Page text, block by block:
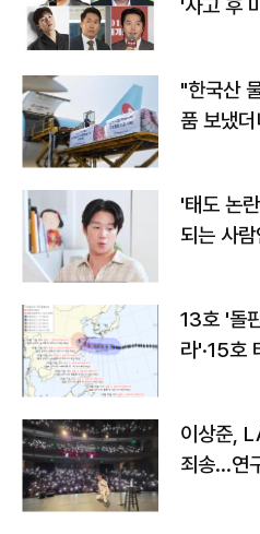
'사고 후
"한국산
품 보냈
'태도 논
되는 사
13호 '돌
라'·15호
이상준,
죄송…연